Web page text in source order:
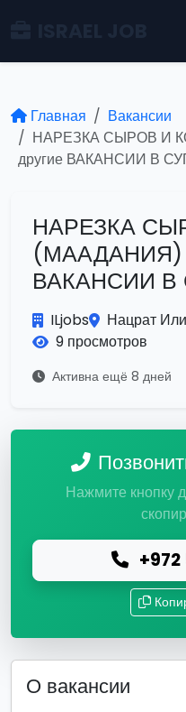
Главная
Вакансии
НАРЕЗКА СЫРОВ И
другие ВАКАНСИИ В
НАРЕЗКА
(МААДАНИЯ)
ВАКАНСИИ В
ILjobs Нацрат
9 просмотров
Активна ещё 8 дней
Нажмите кнопку
О вакансии